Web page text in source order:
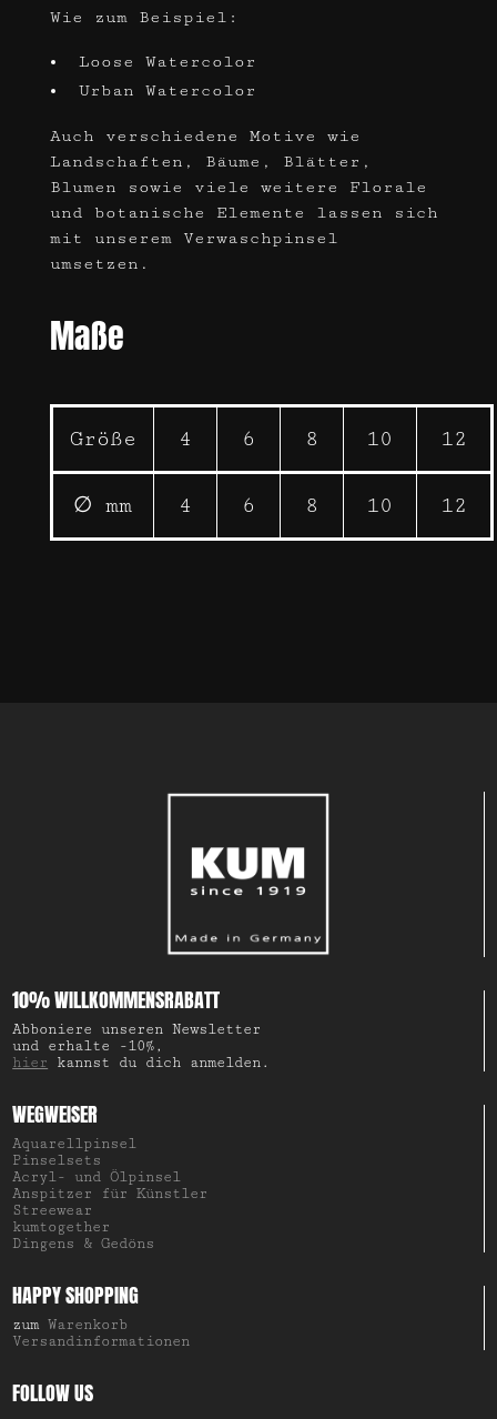
Wie zum Beispiel:
Loose Watercolor
Urban Watercolor
Auch verschiedene Motive wie
Landschaften, Bäume, Blätter,
Blumen sowie viele weitere Florale
und botanische Elemente lassen sich
mit unserem Verwaschpinsel
umsetzen.
Maße
Größe 4 6 8 10 12
∅ mm 4 6 8 10 12
10% WILLKOMMENSRABATT
Abboniere unseren Newsletter
und erhalte -10%,
hier kannst du dich anmelden.
WEGWEISER
Aquarellpinsel
Pinselsets
Acryl- und Ölpinsel
Anspitzer für Künstler
Streewear
kumtogether
Dingens & Gedöns
HAPPY SHOPPING
zumWarenkorb
Versandinformationen
FOLLOW US